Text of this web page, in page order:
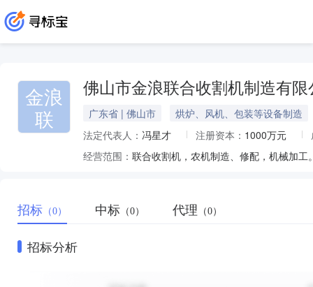
金浪
联
佛山市金浪联合收割机制造有限
广东省 | 佛山市
烘炉、风机、包装等设备制造
法定代表人： 冯星才 注册资本： 1000万元
经营范围： 联合收割机，农机制造、修配，机械加
招标 （0） 中标 （0） 代理 （0）
招标分析